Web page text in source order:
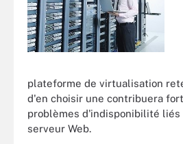
plateforme de virtualisation
d'en choisir une contribuera
problèmes d'indisponibilité liés
serveur Web.